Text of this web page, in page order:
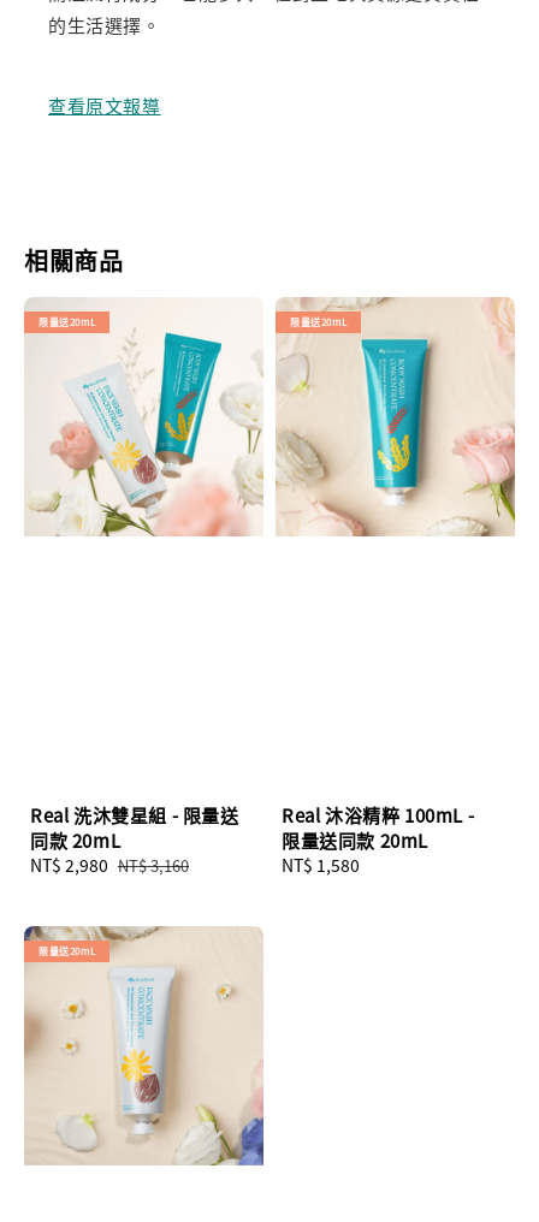
的生活選擇。
查看原文報導
相關商品
限量送20mL
Real 洗沐雙星組 - 限量送
同款 20mL
Sale
NT$ 2,980 Regular
NT$ 3,160
限量送20mL
Real 沐浴精粹 100mL -
限量送同款 20mL
Regular
NT$ 1,580
限量送20mL